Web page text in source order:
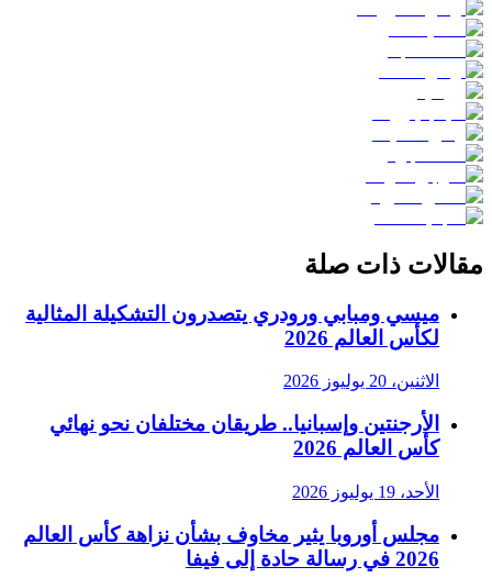
مقالات ذات صلة
ميسي ومبابي ورودري يتصدرون التشكيلة المثالية
لكأس العالم 2026
الاثنين، 20 يوليوز 2026
الأرجنتين وإسبانيا.. طريقان مختلفان نحو نهائي
كأس العالم 2026
الأحد، 19 يوليوز 2026
مجلس أوروبا يثير مخاوف بشأن نزاهة كأس العالم
2026 في رسالة حادة إلى فيفا